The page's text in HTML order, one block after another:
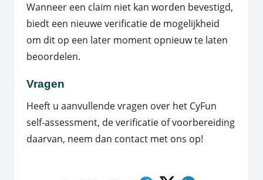
Wanneer een claim niet kan worden bevestigd,
biedt een nieuwe verificatie de mogelijkheid
om dit op een later moment opnieuw te laten
beoordelen.
Vragen
Heeft u aanvullende vragen over het CyFun
self-assessment, de verificatie of voorbereiding
daarvan, neem dan contact met ons op!